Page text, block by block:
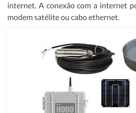
internet. A conexão com a internet
modem satélite ou cabo ethernet.